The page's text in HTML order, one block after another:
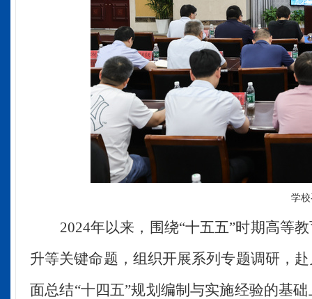
学
2024年以来，围绕“十五五”时期高等
升等关键命题 ， 组织开展系列专题调研，
面总结“十四五”规划编制与实施经验的基